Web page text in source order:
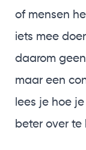
of mensen
iets mee
daarom
maar een
lees je hoe
beter over te